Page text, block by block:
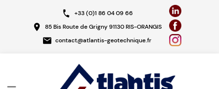
contenu
principal
+33 (0)1 86 04 09 66
85 Bis Route de Grigny 91130 RIS-ORANGIS
contact@atlantis-geotechnique.fr